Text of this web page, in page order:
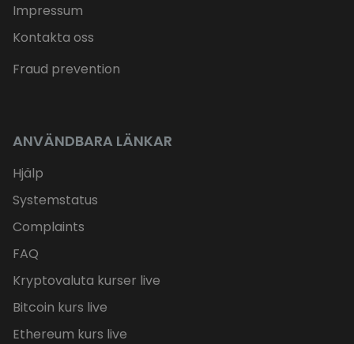
Impressum
Kontakta oss
Fraud prevention
ANVÄNDBARA LÄNKAR
Hjälp
Systemstatus
Complaints
FAQ
Kryptovaluta kurser live
Bitcoin kurs live
Ethereum kurs live